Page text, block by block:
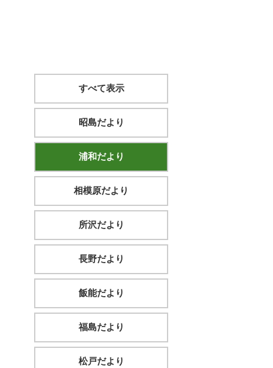
すべて表示
昭島だより
浦和だより
相模原だより
所沢だより
長野だより
飯能だより
福島だより
松戸だより